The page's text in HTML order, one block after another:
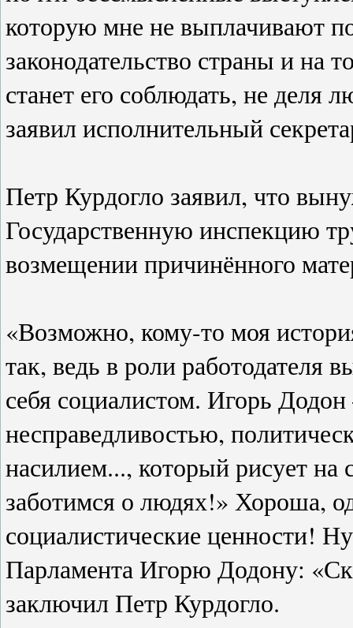
которую мне не выплачивают
законодательство страны и на
станет его соблюдать, не деля
заявил исполнительный
Петр Курдогло заявил, что
Государственную инспекцию
возмещении причинённого
«Возможно, кому-то моя
так, ведь в роли работодателя
себя социалистом. Игорь
несправедливостью,
насилием..., который рисует на
заботимся о людях!» Хороша,
социалистические ценности!
Парламента Игорю Додону:
заключил Петр Курдогло.